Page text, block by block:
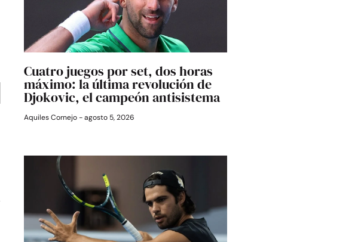
Cuatro juegos por set, dos horas
máximo: la última revolución de
Djokovic, el campeón antisistema
Aquiles Cornejo agosto 5, 2026